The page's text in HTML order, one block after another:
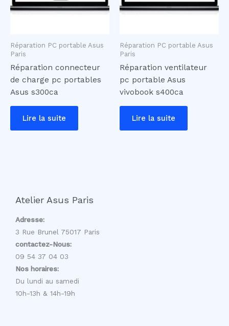
Réparation PC portable Asus
Paris
Réparation connecteur
de charge pc portables
Asus s300ca
Lire la suite
Réparation PC portable Asus
Paris
Réparation ventilateur
pc portable Asus
vivobook s400ca
Lire la suite
Atelier Asus Paris
Adresse:
3 Rue Brunel 75017 Paris
contactez-Nous:
09 54 37 04 03
Nos horaires:
Du lundi au samedi
10h-13h & 14h-19h